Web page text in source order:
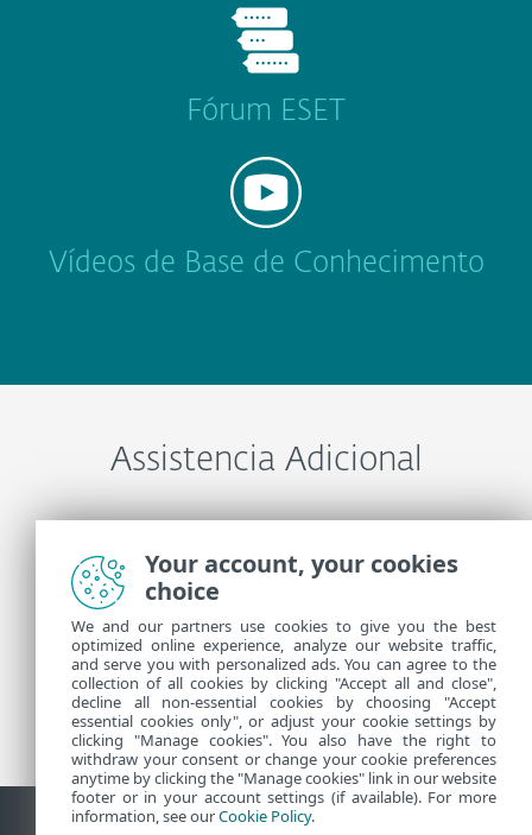
Fórum ESET
Vídeos de Base de Conhecimento
Assistencia Adicional
Entre em contato com o Suporte técnico ESET
Mais informações
Notícias do Suporte
Alertas de clientes
Your account, your cookies
choice
We and our partners use cookies to give you the best
optimized online experience, analyze our website traffic,
and serve you with personalized ads. You can agree to the
collection of all cookies by clicking "Accept all and close",
decline all non-essential cookies by choosing "Accept
essential cookies only", or adjust your cookie settings by
clicking "Manage cookies". You also have the right to
withdraw your consent or change your cookie preferences
anytime by clicking the "Manage cookies" link in our website
footer or in your account settings (if available). For more
information, see ourCookie Policy.